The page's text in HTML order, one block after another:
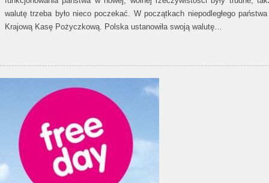
walutę trzeba było nieco poczekać. W początkach niepodległego
Krajową Kasę Pożyczkową. Polska ustanowiła swoją walutę…